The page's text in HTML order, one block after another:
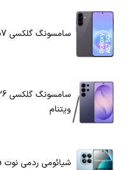
سامسونگ گلکسی A57 ظرفیت 128GB رم 8GB - ویتنام
ویتنام